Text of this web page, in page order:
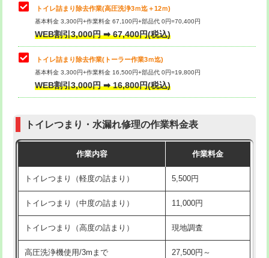
トイレ詰まり除去作業(高圧洗浄3ｍ迄＋12ｍ)
基本料金 3,300円+作業料金 67,100円+部品代 0円=70,400円
WEB割引3,000円 ➡ 67,400円(税込)
トイレ詰まり除去作業(トーラー作業3ｍ迄)
基本料金 3,300円+作業料金 16,500円+部品代 0円=19,800円
WEB割引3,000円 ➡ 16,800円(税込)
トイレつまり・水漏れ修理の作業料金表
作業内容 作業料金
トイレつまり（軽度の詰まり） 5,500円
トイレつまり（中度の詰まり） 11,000円
トイレつまり（高度の詰まり） 現地調査
高圧洗浄機使用/3mまで
27,500円～